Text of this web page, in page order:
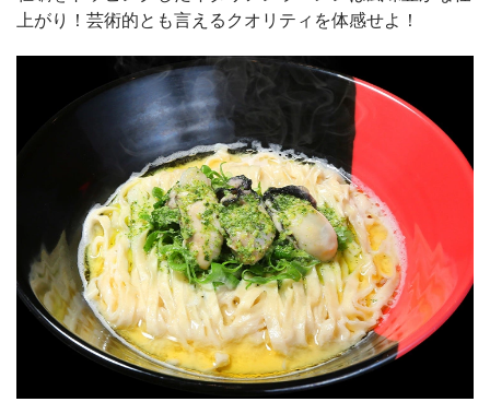
上がり！芸術的とも言えるクオリティを体感せよ！